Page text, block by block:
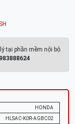
SH
tại phần mềm nội bộ
HONDA
HLSAC-K0R-AGBC02